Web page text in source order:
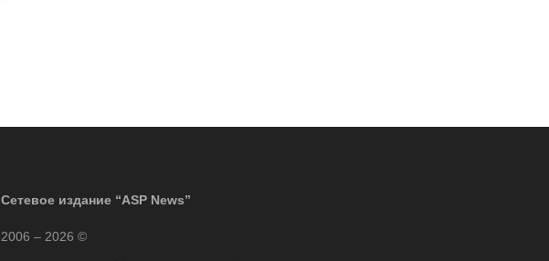
Сетевое издание “ASP News”
2006 – 2026 ©